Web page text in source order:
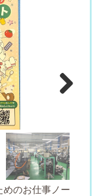
めのお仕事ノー